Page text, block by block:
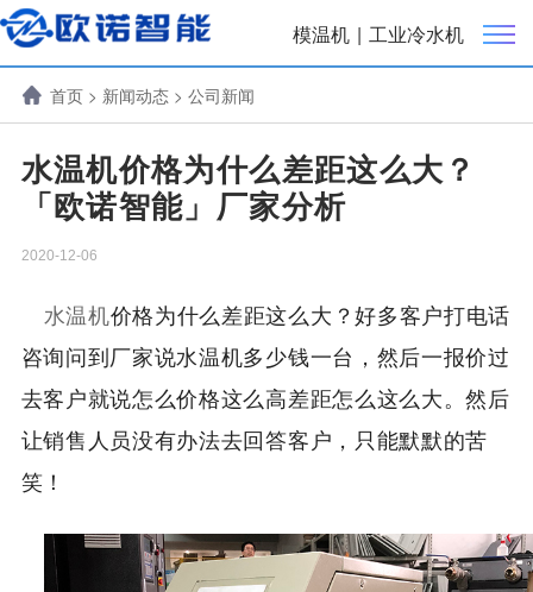
模温机 | 工业冷水机
首页> 新闻动态> 公司新闻
水温机价格为什么差距这么大？
「欧诺智能」厂家分析
2020-12-06
水温机价格为什么差距这么大？好多客户打电话
咨询问到厂家说水温机多少钱一台，然后一报价过
去客户就说怎么价格这么高差距怎么这么大。然后
让销售人员没有办法去回答客户，只能默默的苦
笑！